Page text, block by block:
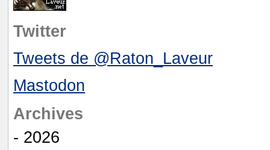
Twitter
Tweets de @Raton_Laveur
Mastodon
Archives
- 2026